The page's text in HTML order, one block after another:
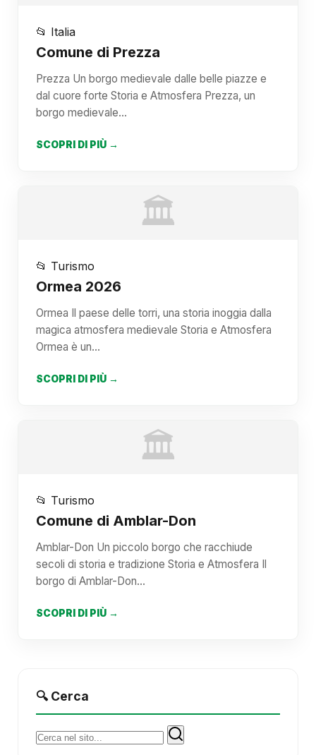
📂 Italia
Comune di Prezza
Prezza Un borgo medievale dalle belle piazze e
dal cuore forte Storia e Atmosfera Prezza, un
borgo medievale…
SCOPRI DI PIÙ →
🏛️
📂 Turismo
Ormea 2026
Ormea Il paese delle torri, una storia inoggia dalla
magica atmosfera medievale Storia e Atmosfera
Ormea è un…
SCOPRI DI PIÙ →
🏛️
📂 Turismo
Comune di Amblar-Don
Amblar-Don Un piccolo borgo che racchiude
secoli di storia e tradizione Storia e Atmosfera Il
borgo di Amblar-Don…
SCOPRI DI PIÙ →
🔍 Cerca
Cerca: